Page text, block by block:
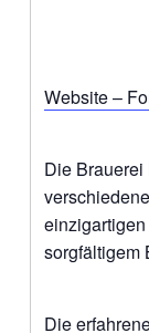
Website –
Die
sorgfältigem
Die